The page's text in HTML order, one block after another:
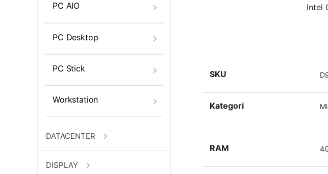
Intel
SKU
Kategori
RAM
PC AIO
PC Desktop
PC Stick
Workstation
DATACENTER
DISPLAY